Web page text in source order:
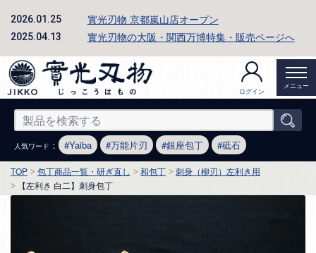
2026.01.25 實光刃物 京都嵐山店オープン
2025.04.13 實光刃物の大阪・関西万博特集・販売ページへ
ログイン
メニュー
人気ワード ： Yaiba 万能片刃 銀座包丁 砥石
TOP 包丁商品一覧・研ぎ直し 和包丁
刺身（柳刃）左利き用
【左利き 白二】刺身包丁